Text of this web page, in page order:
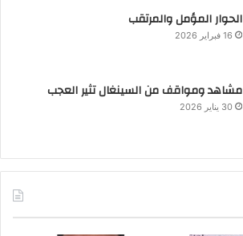
الحوار المؤمل والمرتقب
16 فبراير 2026
مشاهد ومواقف من السينغال تثير العجب
30 يناير 2026